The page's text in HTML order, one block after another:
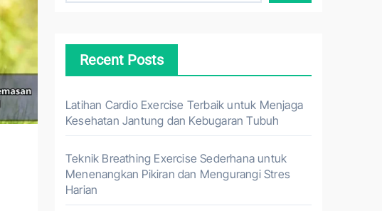
Recent Posts
Latihan Cardio Exercise Terbaik untuk Menjaga
Kesehatan Jantung dan Kebugaran Tubuh
Teknik Breathing Exercise Sederhana untuk
Menenangkan Pikiran dan Mengurangi Stres
Harian